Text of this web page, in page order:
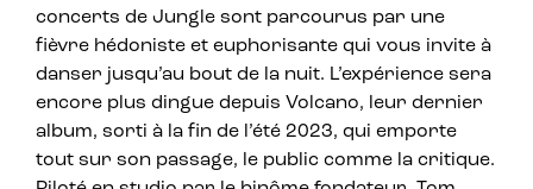
concerts de Jungle sont parcourus par une
fièvre hédoniste et euphorisante qui vous invite à
danser jusqu’au bout de la nuit. L’expérience sera
encore plus dingue depuis Volcano, leur dernier
album, sorti à la fin de l’été 2023, qui emporte
tout sur son passage, le public comme la critique.